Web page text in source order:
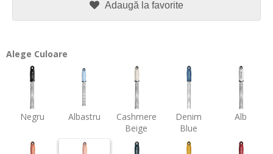
Adaugă la favorite
Alege Culoare
Negru Albastru
Cashmere
Beige
Denim
Blue
Alb